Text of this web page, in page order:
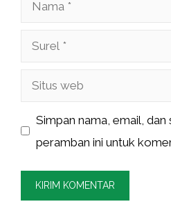
Surel
Situs
Simpan nama, email,
peramban ini untuk